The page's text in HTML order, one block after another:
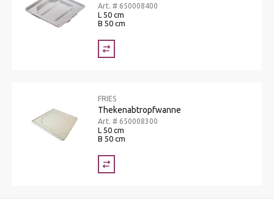
Art. # 650008400
L 50 cm
B 50 cm
FRIES
Thekenabtropfwanne
Art. # 650008300
L 50 cm
B 50 cm